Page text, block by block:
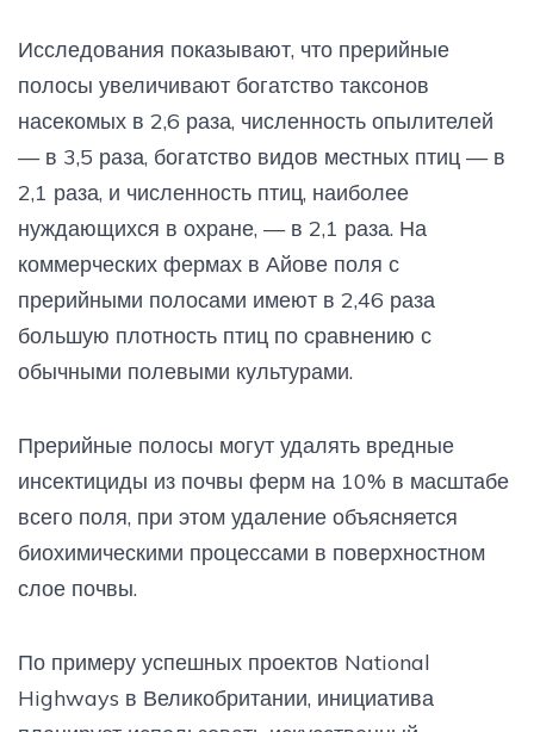
Исследования показывают, что прерийные
полосы увеличивают богатство таксонов
насекомых в 2,6 раза, численность опылителей
— в 3,5 раза, богатство видов местных птиц — в
2,1 раза, и численность птиц, наиболее
нуждающихся в охране, — в 2,1 раза. На
коммерческих фермах в Айове поля с
прерийными полосами имеют в 2,46 раза
большую плотность птиц по сравнению с
обычными полевыми культурами.
Прерийные полосы могут удалять вредные
инсектициды из почвы ферм на 10% в масштабе
всего поля, при этом удаление объясняется
биохимическими процессами в поверхностном
слое почвы.
По примеру успешных проектов National
Highways в Великобритании, инициатива